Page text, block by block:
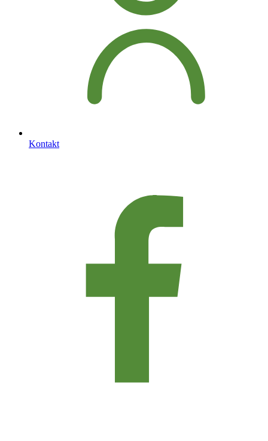
Kontakt